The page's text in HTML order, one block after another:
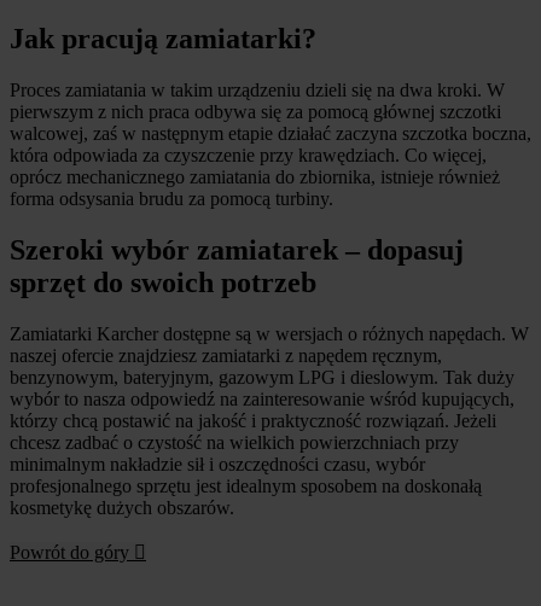
Jak pracują zamiatarki?
Proces zamiatania w takim urządzeniu dzieli się na dwa kroki. W
pierwszym z nich praca odbywa się za pomocą głównej szczotki
walcowej, zaś w następnym etapie działać zaczyna szczotka boczna,
która odpowiada za czyszczenie przy krawędziach. Co więcej,
oprócz mechanicznego zamiatania do zbiornika, istnieje również
forma odsysania brudu za pomocą turbiny.
Szeroki wybór zamiatarek – dopasuj
sprzęt do swoich potrzeb
Zamiatarki Karcher dostępne są w wersjach o różnych napędach. W
naszej ofercie znajdziesz zamiatarki z napędem ręcznym,
benzynowym, bateryjnym, gazowym LPG i dieslowym. Tak duży
wybór to nasza odpowiedź na zainteresowanie wśród kupujących,
którzy chcą postawić na jakość i praktyczność rozwiązań. Jeżeli
chcesz zadbać o czystość na wielkich powierzchniach przy
minimalnym nakładzie sił i oszczędności czasu, wybór
profesjonalnego sprzętu jest idealnym sposobem na doskonałą
kosmetykę dużych obszarów.
Powrót do góry 